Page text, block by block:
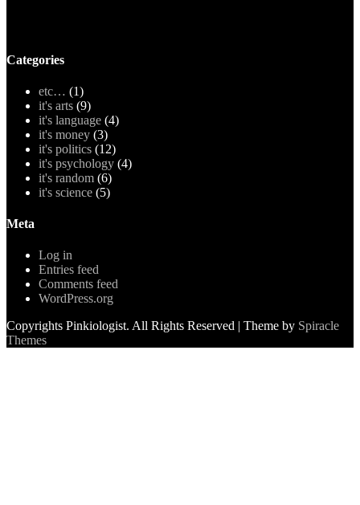
Categories
etc… (1)
it's arts (9)
it's language (4)
it's money (3)
it's politics (12)
it's psychology (4)
it's random (6)
it's science (5)
Meta
Log in
Entries feed
Comments feed
WordPress.org
Copyrights Pinkiologist. All Rights Reserved | Theme by Spiracle
Themes